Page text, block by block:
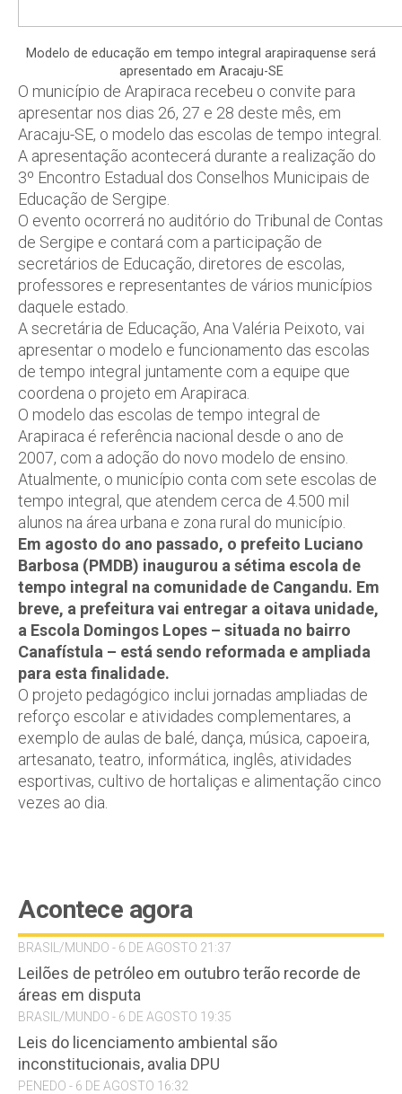
Modelo de educação em tempo integral arapiraquense será
apresentado em Aracaju-SE
O município de Arapiraca recebeu o convite para
apresentar nos dias 26, 27 e 28 deste mês, em
Aracaju-SE, o modelo das escolas de tempo integral.
A apresentação acontecerá durante a realização do
3º Encontro Estadual dos Conselhos Municipais de
Educação de Sergipe.
O evento ocorrerá no auditório do Tribunal de Contas
de Sergipe e contará com a participação de
secretários de Educação, diretores de escolas,
professores e representantes de vários municípios
daquele estado.
A secretária de Educação, Ana Valéria Peixoto, vai
apresentar o modelo e funcionamento das escolas
de tempo integral juntamente com a equipe que
coordena o projeto em Arapiraca.
O modelo das escolas de tempo integral de
Arapiraca é referência nacional desde o ano de
2007, com a adoção do novo modelo de ensino.
Atualmente, o município conta com sete escolas de
tempo integral, que atendem cerca de 4.500 mil
alunos na área urbana e zona rural do município.
Em agosto do ano passado, o prefeito Luciano
Barbosa (PMDB) inaugurou a sétima escola de
tempo integral na comunidade de Cangandu. Em
breve, a prefeitura vai entregar a oitava unidade,
a Escola Domingos Lopes – situada no bairro
Canafístula – está sendo reformada e ampliada
para esta finalidade.
O projeto pedagógico inclui jornadas ampliadas de
reforço escolar e atividades complementares, a
exemplo de aulas de balé, dança, música, capoeira,
artesanato, teatro, informática, inglês, atividades
esportivas, cultivo de hortaliças e alimentação cinco
vezes ao dia.
Acontece agora
BRASIL/MUNDO - 6 DE AGOSTO 21:37
Leilões de petróleo em outubro terão recorde de
áreas em disputa
BRASIL/MUNDO - 6 DE AGOSTO 19:35
Leis do licenciamento ambiental são
inconstitucionais, avalia DPU
PENEDO - 6 DE AGOSTO 16:32